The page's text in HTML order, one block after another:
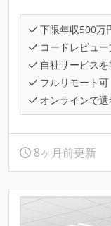
下限年収500万
コードレビュ
自社サービス
フルリモート可
オンラインで
8ヶ月前更新